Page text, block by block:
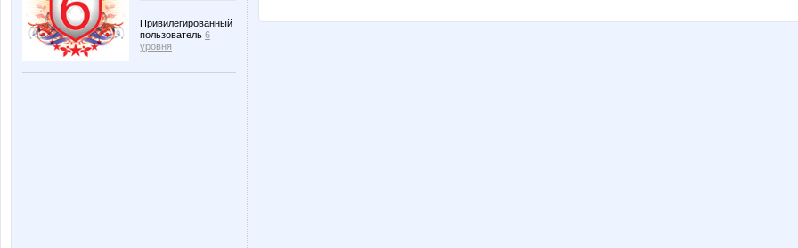
Привилегированный
пользователь 6
уровня